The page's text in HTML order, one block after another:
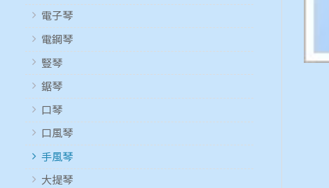
電子琴
電鋼琴
豎琴
鋸琴
口琴
口風琴
手風琴
大提琴